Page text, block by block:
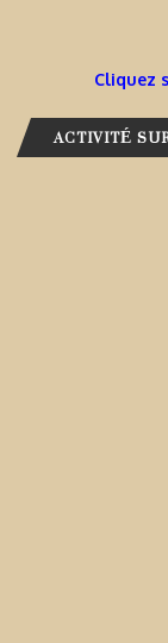
Cliquez
ACTIVITÉ